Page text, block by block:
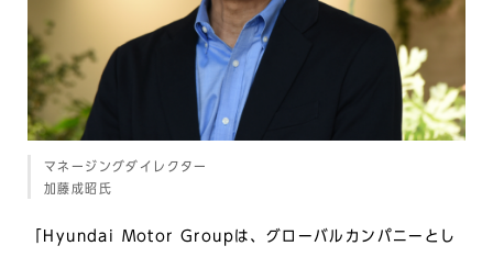
マネージングダイレクター
加藤成昭氏
「Hyundai Motor Groupは、グローバルカンパニーとし